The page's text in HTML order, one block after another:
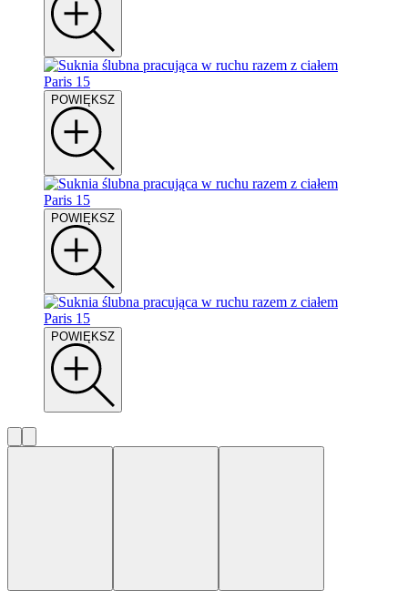
POWIĘKSZ
POWIĘKSZ
POWIĘKSZ